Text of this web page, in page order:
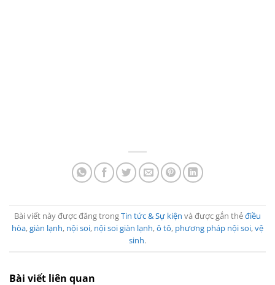
Bài viết này được đăng trongTin tức & Sự kiện và được gắn thẻđiều
hòa,giàn lạnh, nội soi, nội soi giàn lạnh,ô tô, phương pháp nội soi,vệ
sinh.
Bài viết liên quan